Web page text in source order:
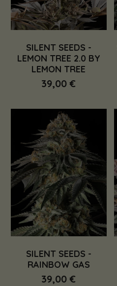
SILENT SEEDS -
LEMON TREE 2.0 BY
LEMON TREE
39,00 €
SILENT SEEDS -
RAINBOW GAS
39,00 €